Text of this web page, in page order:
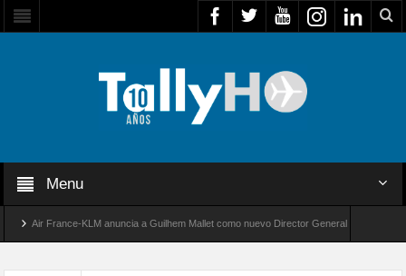
Menu
Air France-KLM anuncia a Guilhem Mallet como nuevo Director General para América